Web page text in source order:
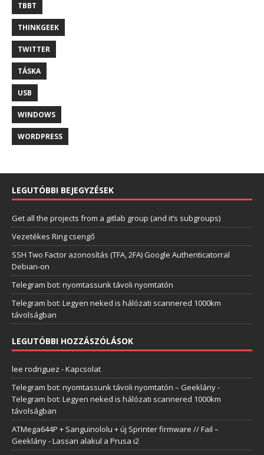
TBBT
THINKGEEK
TWITTER
TÁSKA
USB
WINDOWS
WORDPRESS
LEGUTÓBBI BEJEGYZÉSEK
Get all the projects from a gitlab group (and it’s subgroups)
Vezetékes Ring csengő
SSH Two Factor azonosítás (TFA, 2FA) Google Authenticatorral
Debian-on
Telegram bot: nyomtassunk távoli nyomtatón
Telegram bot: Legyen neked is hálózati scannered 1000km
távolságban
LEGUTÓBBI HOZZÁSZÓLÁSOK
lee rodriguez -Kapcsolat
Telegram bot: nyomtassunk távoli nyomtatón – Geeklány-
Telegram bot: Legyen neked is hálózati scannered 1000km
távolságban
ATMega644P + Sanguinololu + új Sprinter firmware // Fail –
Geeklány-Lassan alakul a Prusa i2